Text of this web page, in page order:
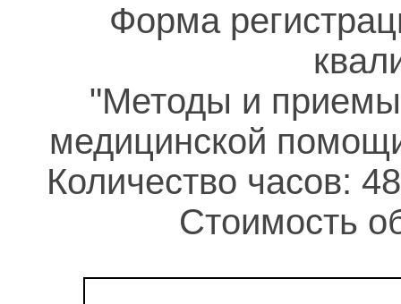
Форма
"Методы и приемы
медицинской
Количество часов:
Стоимость